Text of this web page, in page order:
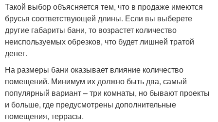
Такой выбор объясняется тем, что в продаже имеются
брусья соответствующей длины. Если вы выберете
другие габариты бани, то возрастет количество
неиспользуемых обрезков, что будет лишней тратой
денег.
На размеры бани оказывает влияние количество
помещений. Минимум их должно быть два, самый
популярный вариант – три комнаты, но бывают проекты
и больше, где предусмотрены дополнительные
помещения, террасы.